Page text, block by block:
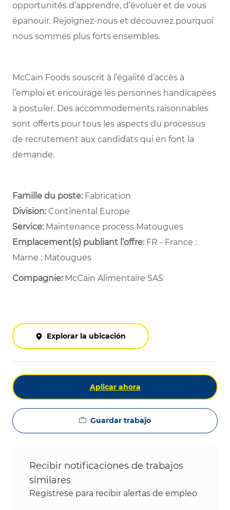
opportunités d’apprendre, d’évoluer et de vous
épanouir. Rejoignez-nous et découvrez pourquoi
nous sommes plus forts ensembles.
McCain Foods souscrit à l’égalité d’accès à
l’emploi et encourage les personnes handicapées
à postuler. Des accommodements raisonnables
sont offerts pour tous les aspects du processus
de recrutement aux candidats qui en font la
demande.
Famille du poste: Fabrication
Division: Continental Europe
Service: ​ Maintenance process Matougues ​
Emplacement(s) publiant l’offre:FR - France :
Marne : Matougues
Compagnie: McCain Alimentaire SAS
Explorar la ubicación
Aplicar ahora
Guardar trabajo
Recibir notificaciones de trabajos
similares
Regístrese para recibir alertas de empleo